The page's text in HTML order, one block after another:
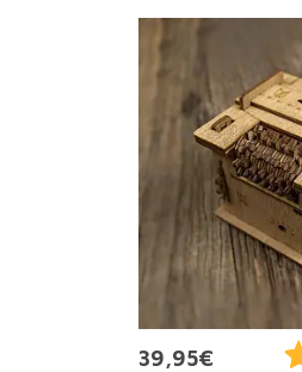
39,95€